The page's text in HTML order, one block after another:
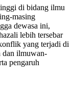
di bidang ilmu
masing
dewasa ini,
lebih tersebar
yang terjadi di
dan ilmuwan-
pengaruh